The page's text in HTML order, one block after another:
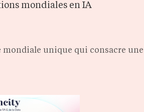
mondiales en IA
mondiale unique qui consacre une